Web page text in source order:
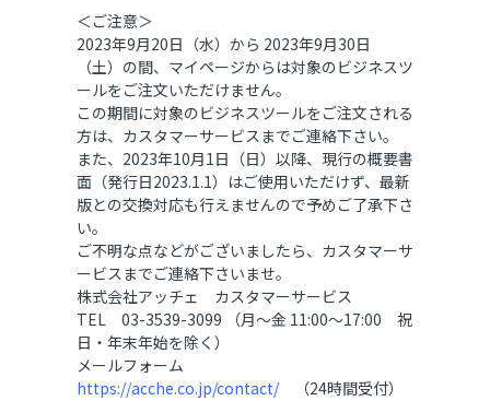
＜ご注意＞
2023年9月20日（水）から 2023年9月30日
（土）の間、マイページからは対象のビジネスツ
ールをご注文いただけません。
この期間に対象のビジネスツールをご注文される
方は、カスタマーサービスまでご連絡下さい。
また、2023年10月1日（日）以降、現行の概要書
面（発行日2023.1.1）はご使用いただけず、最新
版との交換対応も行えませんので予めご了承下さ
い。
ご不明な点などがございましたら、カスタマーサ
ービスまでご連絡下さいませ。
株式会社アッチェ カスタマーサービス
TEL 03-3539-3099 （月～金 11:00～17:00 祝
日・年末年始を除く）
メールフォーム
https://acche.co.jp/contact/（24時間受付）